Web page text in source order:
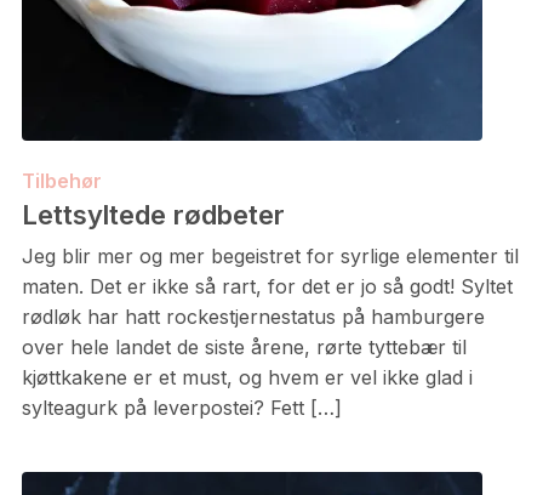
Tilbehør
Lettsyltede rødbeter
Jeg blir mer og mer begeistret for syrlige elementer til
maten. Det er ikke så rart, for det er jo så godt! Syltet
rødløk har hatt rockestjernestatus på hamburgere
over hele landet de siste årene, rørte tyttebær til
kjøttkakene er et must, og hvem er vel ikke glad i
sylteagurk på leverpostei? Fett […]